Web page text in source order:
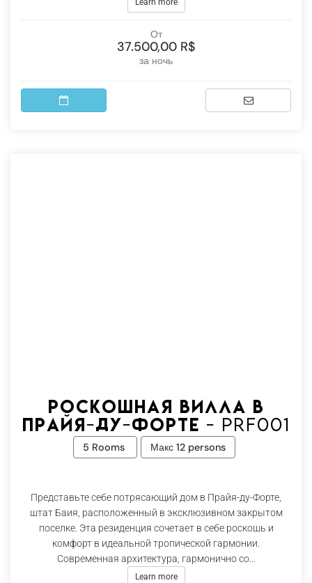
Learn more
От
37.500,00 R$
за ночь
Роскошная вилла в
Прайя-ду-Форте - Prf001
5 Rooms Макс 12 persons
Представьте себе потрясающий дом в Прайя-ду-Форте,
штат Баия, расположенный в эксклюзивном закрытом
поселке. Эта резиденция сочетает в себе роскошь и
комфорт в идеальной тропической гармонии.
Современная архитектура, гармонично со...
Learn more